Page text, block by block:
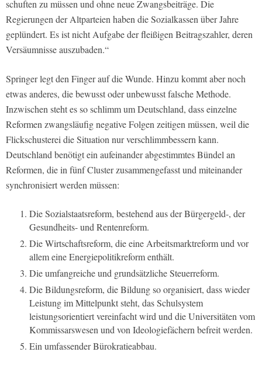
schuften zu müssen und ohne neue Zwangsbeiträge. Die
Regierungen der Altparteien haben die Sozialkassen über Jahre
geplündert. Es ist nicht Aufgabe der fleißigen Beitragszahler, deren
Versäumnisse auszubaden.“
Springer legt den Finger auf die Wunde. Hinzu kommt aber noch
etwas anderes, die bewusst oder unbewusst falsche Methode.
Inzwischen steht es so schlimm um Deutschland, dass einzelne
Reformen zwangsläufig negative Folgen zeitigen müssen, weil die
Flickschusterei die Situation nur verschlimmbessern kann.
Deutschland benötigt ein aufeinander abgestimmtes Bündel an
Reformen, die in fünf Cluster zusammengefasst und miteinander
synchronisiert werden müssen:
Die Sozialstaatsreform, bestehend aus der Bürgergeld-, der
Gesundheits- und Rentenreform.
Die Wirtschaftsreform, die eine Arbeitsmarktreform und vor
allem eine Energiepolitikreform enthält.
Die umfangreiche und grundsätzliche Steuerreform.
Die Bildungsreform, die Bildung so organisiert, dass wieder
Leistung im Mittelpunkt steht, das Schulsystem
leistungsorientiert vereinfacht wird und die Universitäten vom
Kommissarswesen und von Ideologiefächern befreit werden.
Ein umfassender Bürokratieabbau.